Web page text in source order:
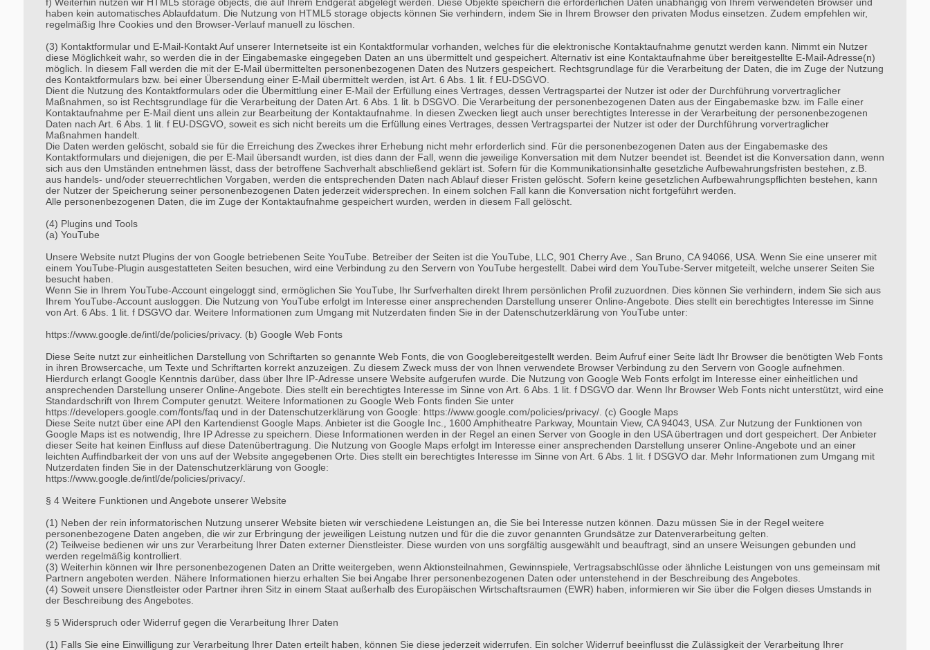
haben kein automatisches Ablaufdatum. Die Nutzung von HTML5 storage objects können Sie verhindern, indem Sie in Ihrem Browser den privaten Modus einsetzen. Zudem empfehlen wir,
regelmäßig Ihre Cookies und den Browser-Verlauf manuell zu löschen.
(3) Kontaktformular und E-Mail-Kontakt Auf unserer Internetseite ist ein Kontaktformular vorhanden, welches für die elektronische Kontaktaufnahme genutzt werden kann. Nimmt ein Nutzer
diese Möglichkeit wahr, so werden die in der Eingabemaske eingegeben Daten an uns übermittelt und gespeichert. Alternativ ist eine Kontaktaufnahme über bereitgestellte E-Mail-Adresse(n)
möglich. In diesem Fall werden die mit der E-Mail übermittelten personenbezogenen Daten des Nutzers gespeichert. Rechtsgrundlage für die Verarbeitung der Daten, die im Zuge der Nutzung
des Kontaktformulars bzw. bei einer Übersendung einer E-Mail übermittelt werden, ist Art. 6 Abs. 1 lit. f EU-DSGVO.
Dient die Nutzung des Kontaktformulars oder die Übermittlung einer E-Mail der Erfüllung eines Vertrages, dessen Vertragspartei der Nutzer ist oder der Durchführung vorvertraglicher
Maßnahmen, so ist Rechtsgrundlage für die Verarbeitung der Daten Art. 6 Abs. 1 lit. b DSGVO. Die Verarbeitung der personenbezogenen Daten aus der Eingabemaske bzw. im Falle einer
Kontaktaufnahme per E-Mail dient uns allein zur Bearbeitung der Kontaktaufnahme. In diesen Zwecken liegt auch unser berechtigtes Interesse in der Verarbeitung der personenbezogenen
Daten nach Art. 6 Abs. 1 lit. f EU-DSGVO, soweit es sich nicht bereits um die Erfüllung eines Vertrages, dessen Vertragspartei der Nutzer ist oder der Durchführung vorvertraglicher
Maßnahmen handelt.
Die Daten werden gelöscht, sobald sie für die Erreichung des Zweckes ihrer Erhebung nicht mehr erforderlich sind. Für die personenbezogenen Daten aus der Eingabemaske des
Kontaktformulars und diejenigen, die per E-Mail übersandt wurden, ist dies dann der Fall, wenn die jeweilige Konversation mit dem Nutzer beendet ist. Beendet ist die Konversation dann, wenn
sich aus den Umständen entnehmen lässt, dass der betroffene Sachverhalt abschließend geklärt ist. Sofern für die Kommunikationsinhalte gesetzliche Aufbewahrungsfristen bestehen, z.B.
aus handels- und/oder steuerrechtlichen Vorgaben, werden die entsprechenden Daten nach Ablauf dieser Fristen gelöscht. Sofern keine gesetzlichen Aufbewahrungspflichten bestehen, kann
der Nutzer der Speicherung seiner personenbezogenen Daten jederzeit widersprechen. In einem solchen Fall kann die Konversation nicht fortgeführt werden.
Alle personenbezogenen Daten, die im Zuge der Kontaktaufnahme gespeichert wurden, werden in diesem Fall gelöscht.
(4) Plugins und Tools
(a) YouTube
Unsere Website nutzt Plugins der von Google betriebenen Seite YouTube. Betreiber der Seiten ist die YouTube, LLC, 901 Cherry Ave., San Bruno, CA 94066, USA. Wenn Sie eine unserer mit
einem YouTube-Plugin ausgestatteten Seiten besuchen, wird eine Verbindung zu den Servern von YouTube hergestellt. Dabei wird dem YouTube-Server mitgeteilt, welche unserer Seiten Sie
besucht haben.
Wenn Sie in Ihrem YouTube-Account eingeloggt sind, ermöglichen Sie YouTube, Ihr Surfverhalten direkt Ihrem persönlichen Profil zuzuordnen. Dies können Sie verhindern, indem Sie sich aus
Ihrem YouTube-Account ausloggen. Die Nutzung von YouTube erfolgt im Interesse einer ansprechenden Darstellung unserer Online-Angebote. Dies stellt ein berechtigtes Interesse im Sinne
von Art. 6 Abs. 1 lit. f DSGVO dar. Weitere Informationen zum Umgang mit Nutzerdaten finden Sie in der Datenschutzerklärung von YouTube unter:
https://www.google.de/intl/de/policies/privacy. (b) Google Web Fonts
Diese Seite nutzt zur einheitlichen Darstellung von Schriftarten so genannte Web Fonts, die von Googlebereitgestellt werden. Beim Aufruf einer Seite lädt Ihr Browser die benötigten Web Fonts
in ihren Browsercache, um Texte und Schriftarten korrekt anzuzeigen. Zu diesem Zweck muss der von Ihnen verwendete Browser Verbindung zu den Servern von Google aufnehmen.
Hierdurch erlangt Google Kenntnis darüber, dass über Ihre IP-Adresse unsere Website aufgerufen wurde. Die Nutzung von Google Web Fonts erfolgt im Interesse einer einheitlichen und
ansprechenden Darstellung unserer Online-Angebote. Dies stellt ein berechtigtes Interesse im Sinne von Art. 6 Abs. 1 lit. f DSGVO dar. Wenn Ihr Browser Web Fonts nicht unterstützt, wird eine
Standardschrift von Ihrem Computer genutzt. Weitere Informationen zu Google Web Fonts finden Sie unter
https://developers.google.com/fonts/faq und in der Datenschutzerklärung von Google: https://www.google.com/policies/privacy/. (c) Google Maps
Diese Seite nutzt über eine API den Kartendienst Google Maps. Anbieter ist die Google Inc., 1600 Amphitheatre Parkway, Mountain View, CA 94043, USA. Zur Nutzung der Funktionen von
Google Maps ist es notwendig, Ihre IP Adresse zu speichern. Diese Informationen werden in der Regel an einen Server von Google in den USA übertragen und dort gespeichert. Der Anbieter
dieser Seite hat keinen Einfluss auf diese Datenübertragung. Die Nutzung von Google Maps erfolgt im Interesse einer ansprechenden Darstellung unserer Online-Angebote und an einer
leichten Auffindbarkeit der von uns auf der Website angegebenen Orte. Dies stellt ein berechtigtes Interesse im Sinne von Art. 6 Abs. 1 lit. f DSGVO dar. Mehr Informationen zum Umgang mit
Nutzerdaten finden Sie in der Datenschutzerklärung von Google:
https://www.google.de/intl/de/policies/privacy/.
§ 4 Weitere Funktionen und Angebote unserer Website
(1) Neben der rein informatorischen Nutzung unserer Website bieten wir verschiedene Leistungen an, die Sie bei Interesse nutzen können. Dazu müssen Sie in der Regel weitere
personenbezogene Daten angeben, die wir zur Erbringung der jeweiligen Leistung nutzen und für die die zuvor genannten Grundsätze zur Datenverarbeitung gelten.
(2) Teilweise bedienen wir uns zur Verarbeitung Ihrer Daten externer Dienstleister. Diese wurden von uns sorgfältig ausgewählt und beauftragt, sind an unsere Weisungen gebunden und
werden regelmäßig kontrolliert.
(3) Weiterhin können wir Ihre personenbezogenen Daten an Dritte weitergeben, wenn Aktionsteilnahmen, Gewinnspiele, Vertragsabschlüsse oder ähnliche Leistungen von uns gemeinsam mit
Partnern angeboten werden. Nähere Informationen hierzu erhalten Sie bei Angabe Ihrer personenbezogenen Daten oder untenstehend in der Beschreibung des Angebotes.
(4) Soweit unsere Dienstleister oder Partner ihren Sitz in einem Staat außerhalb des Europäischen Wirtschaftsraumen (EWR) haben, informieren wir Sie über die Folgen dieses Umstands in
der Beschreibung des Angebotes.
§ 5 Widerspruch oder Widerruf gegen die Verarbeitung Ihrer Daten
(1) Falls Sie eine Einwilligung zur Verarbeitung Ihrer Daten erteilt haben, können Sie diese jederzeit widerrufen. Ein solcher Widerruf beeinflusst die Zulässigkeit der Verarbeitung Ihrer